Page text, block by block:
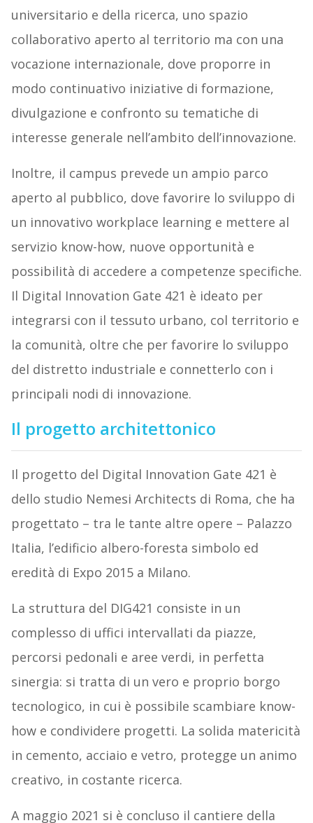
universitario e della ricerca, uno spazio
collaborativo aperto al territorio ma con una
vocazione internazionale, dove proporre in
modo continuativo iniziative di formazione,
divulgazione e confronto su tematiche di
interesse generale nell’ambito dell’innovazione.
Inoltre, il campus prevede un ampio parco
aperto al pubblico, dove favorire lo sviluppo di
un innovativo workplace learning e mettere al
servizio know-how, nuove opportunità e
possibilità di accedere a competenze specifiche.
Il Digital Innovation Gate 421 è ideato per
integrarsi con il tessuto urbano, col territorio e
la comunità, oltre che per favorire lo sviluppo
del distretto industriale e connetterlo con i
principali nodi di innovazione.
Il progetto architettonico
Il progetto del Digital Innovation Gate 421 è
dello studio Nemesi Architects di Roma, che ha
progettato – tra le tante altre opere – Palazzo
Italia, l’edificio albero-foresta simbolo ed
eredità di Expo 2015 a Milano.
La struttura del DIG421 consiste in un
complesso di uffici intervallati da piazze,
percorsi pedonali e aree verdi, in perfetta
sinergia: si tratta di un vero e proprio borgo
tecnologico, in cui è possibile scambiare know-
how e condividere progetti. La solida matericità
in cemento, acciaio e vetro, protegge un animo
creativo, in costante ricerca.
A maggio 2021 si è concluso il cantiere della